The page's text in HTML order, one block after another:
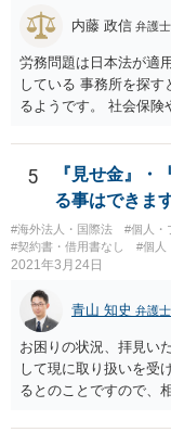
があったとは考えにく
低いと思われます。 3.
入」を原則としており
ことはありません。し
に、関係者から事情を
説明を行ってください。
内藤 政信 弁護士
労務問題は日本法が適
している 事務所を探
るようです。 社会保険
5
『見せ金』・
る事はできま
#海外法人・国際法 #個人・
#契約書・借用書なし
#個人
2021年3月24日
青山 知史 弁護士
お困りの状況、拝見い
して現に取り扱いを受
るとのことですので、
主手の地位確認請求を